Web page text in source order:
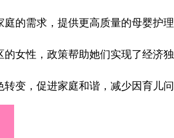
的需求，提供更高质量的母婴护理
性，政策帮助她们实现了经济独
，促进家庭和谐，减少因育儿问